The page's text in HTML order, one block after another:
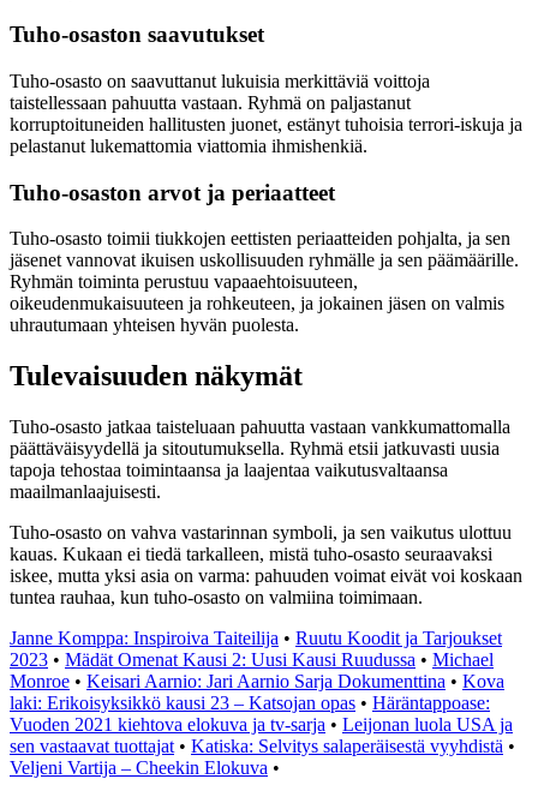
Tuho-osaston saavutukset
Tuho-osasto on saavuttanut lukuisia merkittäviä voittoja
taistellessaan pahuutta vastaan. Ryhmä on paljastanut
korruptoituneiden hallitusten juonet, estänyt tuhoisia terrori-iskuja ja
pelastanut lukemattomia viattomia ihmishenkiä.
Tuho-osaston arvot ja periaatteet
Tuho-osasto toimii tiukkojen eettisten periaatteiden pohjalta, ja sen
jäsenet vannovat ikuisen uskollisuuden ryhmälle ja sen päämäärille.
Ryhmän toiminta perustuu vapaaehtoisuuteen,
oikeudenmukaisuuteen ja rohkeuteen, ja jokainen jäsen on valmis
uhrautumaan yhteisen hyvän puolesta.
Tulevaisuuden näkymät
Tuho-osasto jatkaa taisteluaan pahuutta vastaan vankkumattomalla
päättäväisyydellä ja sitoutumuksella. Ryhmä etsii jatkuvasti uusia
tapoja tehostaa toimintaansa ja laajentaa vaikutusvaltaansa
maailmanlaajuisesti.
Tuho-osasto on vahva vastarinnan symboli, ja sen vaikutus ulottuu
kauas. Kukaan ei tiedä tarkalleen, mistä tuho-osasto seuraavaksi
iskee, mutta yksi asia on varma: pahuuden voimat eivät voi koskaan
tuntea rauhaa, kun tuho-osasto on valmiina toimimaan.
Janne Komppa: Inspiroiva Taiteilija • Ruutu Koodit ja Tarjoukset
2023 • Mädät Omenat Kausi 2: Uusi Kausi Ruudussa • Michael
Monroe • Keisari Aarnio: Jari Aarnio Sarja Dokumenttina • Kova
laki: Erikoisyksikkö kausi 23 – Katsojan opas • Häräntappoase:
Vuoden 2021 kiehtova elokuva ja tv-sarja • Leijonan luola USA ja
sen vastaavat tuottajat • Katiska: Selvitys salaperäisestä vyyhdistä •
Veljeni Vartija – Cheekin Elokuva •